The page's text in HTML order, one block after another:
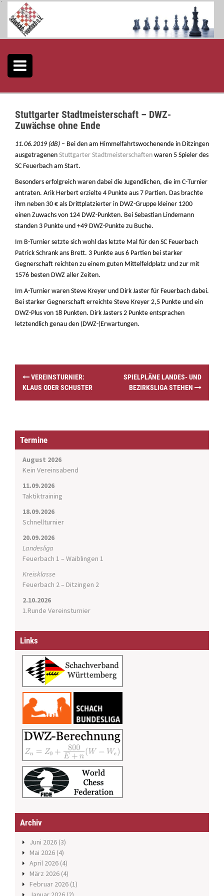
S
Stuttgarter Stadtmeisterschaft – DWZ-
Zuwächse ohne Ende
11.06.2019 (dB) – Bei den am Himmelfahrtswochenende in Ditzingen
ausgetragenen Stuttgarter Stadtmeisterschaften waren 5 Spieler des
SC Feuerbach am Start.
Besonders erfolgreich waren dabei die Jugendlichen, die im C-Turnier
antraten. Arik Herbert erzielte 4 Punkte aus 7 Partien. Das brachte
ihm neben 30 € als Drittplatzierter in DWZ-Gruppe kleiner 1200
einen Zuwachs von 124 DWZ-Punkten. Bei Sebastian Lindemann
standen 3 Punkte und +49 DWZ-Punkte zu Buche.
Im B-Turnier setzte sich wohl das letzte Mal für den SC Feuerbach
Patrick Schrank ans Brett. 3 Punkte aus 6 Partien bei starker
Gegnerschaft reichten zu einem guten Mittelfeldplatz und zur mit
1576 besten DWZ aller Zeiten.
Im A-Turnier waren Steve Kreyer und Dirk Jaster für Feuerbach dabei.
Bei starker Gegnerschaft erreichte Steve Kreyer 2,5 Punkte und ein
DWZ-Plus von 18 Punkten. Dirk Jasters 2 Punkte entsprachen
letztendlich genau den (DWZ-)Erwartungen.
t
i
VEREINSTURNIER:
KLAUS ODER SCHUSTER
SPIELPLÄNE LANDES- UND
BEZIRKSLIGA STEHEN
Termine
August 2026
Kein Vereinsabend
11.09.2026
Taktiktraining
18.09.2026
Schnellturnier
20.09.2026
Landesliga
Feuerbach 1 – Waiblingen 1
Kreisklasse
Feuerbach 2 – Ditzingen 2
2.10.2026
1.Runde Vereinsturnier
Links
Archiv
Juni 2026 (3)
Mai 2026 (4)
April 2026 (4)
März 2026 (4)
Februar 2026 (1)